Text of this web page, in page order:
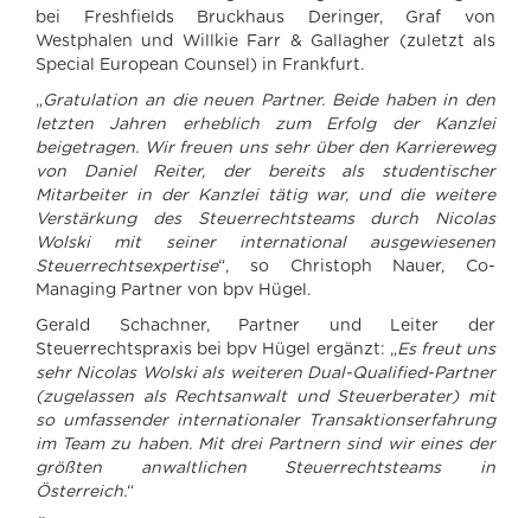
bei Freshfields Bruckhaus Deringer, Graf von
Westphalen und Willkie Farr & Gallagher (zuletzt als
Special European Counsel) in Frankfurt.
„Gratulation an die neuen Partner. Beide haben in den
letzten Jahren erheblich zum Erfolg der Kanzlei
beigetragen. Wir freuen uns sehr über den Karriereweg
von Daniel Reiter, der bereits als studentischer
Mitarbeiter in der Kanzlei tätig war, und die weitere
Verstärkung des Steuerrechtsteams durch Nicolas
Wolski mit seiner international ausgewiesenen
Steuerrechtsexpertise“, so Christoph Nauer, Co-
Managing Partner von bpv Hügel.
Gerald Schachner, Partner und Leiter der
Steuerrechtspraxis bei bpv Hügel ergänzt: „Es freut uns
sehr Nicolas Wolski als weiteren Dual-Qualified-Partner
(zugelassen als Rechtsanwalt und Steuerberater) mit
so umfassender internationaler Transaktionserfahrung
im Team zu haben. Mit drei Partnern sind wir eines der
größten anwaltlichen Steuerrechtsteams in
Österreich.“